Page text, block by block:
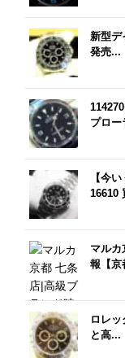
新型デ
発売...
プロー
【今
16610
マルカ
報【京
ロレ
と高...